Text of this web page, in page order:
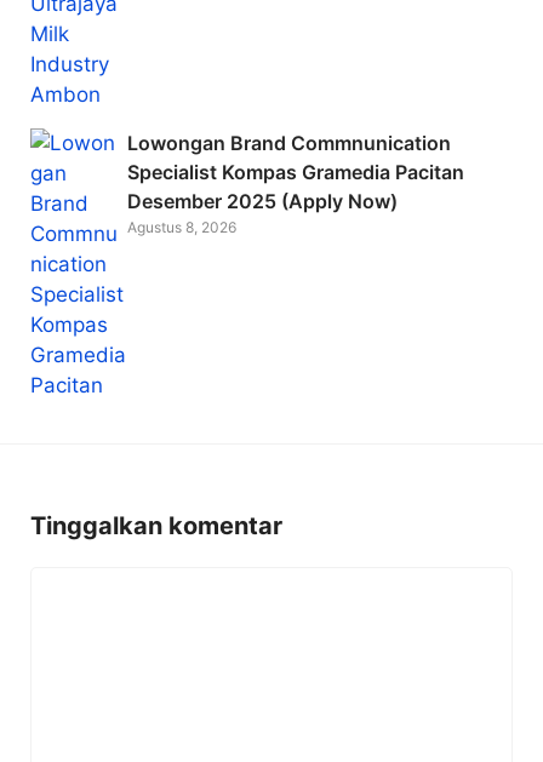
Lowongan Brand Commnunication
Specialist Kompas Gramedia Pacitan
Desember 2025 (Apply Now)
Agustus 8, 2026
Tinggalkan komentar